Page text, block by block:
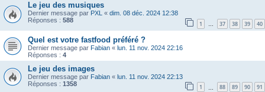
Le jeu des musiques
Dernier message par PXL « dim. 08 déc. 2024 12:38
Réponses : 588 1 … 37 38 39 40
Quel est votre fastfood préféré ?
Dernier message par Fabian « lun. 11 nov. 2024 22:16
Réponses : 4
Le jeu des images
Dernier message par Fabian « lun. 11 nov. 2024 22:13
Réponses : 1358 1 88 89 90 91